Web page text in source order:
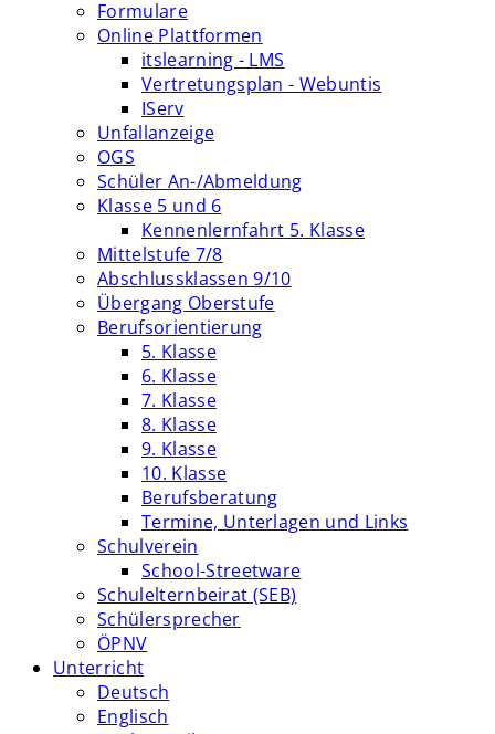
Formulare
Online Plattformen
itslearning - LMS
Vertretungsplan - Webuntis
IServ
Unfallanzeige
OGS
Schüler An-/Abmeldung
Klasse 5 und 6
Kennenlernfahrt 5. Klasse
Mittelstufe 7/8
Abschlussklassen 9/10
Übergang Oberstufe
Berufsorientierung
5. Klasse
6. Klasse
7. Klasse
8. Klasse
9. Klasse
10. Klasse
Berufsberatung
Termine, Unterlagen und Links
Schulverein
School-Streetware
Schulelternbeirat (SEB)
Schülersprecher
ÖPNV
Unterricht
Deutsch
Englisch